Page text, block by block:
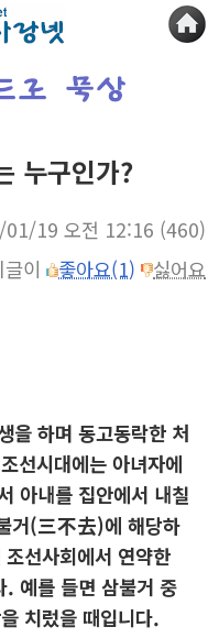
누구인가?
19 오전 12:16 (460)
이
좋아요(1) 싫어요
을 하며 동고동락한 처
선시대에는 아녀자에
아내를 집안에서 내칠
거(三不去)에 해당하
선사회에서 연약한
. 예를 들면 삼불거 중
치렀을 때입니다.